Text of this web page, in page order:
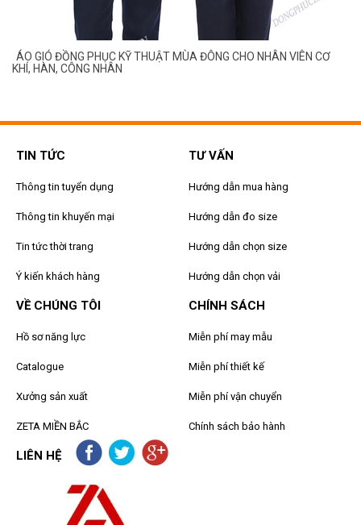
ÁO GIÓ ĐỒNG PHỤC KỸ THUẬT MÙA ĐÔNG CHO NHÂN VIÊN CƠ
KHÍ, HÀN, CÔNG NHÂN
TIN TỨC
Thông tin tuyển dụng
Thông tin khuyến mại
Tin tức thời trang
Ý kiến khách hàng
TƯ VẤN
Hướng dẫn mua hàng
Hướng dẫn đo size
Hướng dẫn chọn size
Hướng dẫn chọn vải
VỀ CHÚNG TÔI
Hồ sơ năng lực
Catalogue
Xưởng sản xuất
ZETA MIỀN BẮC
CHÍNH SÁCH
Miễn phí may mẫu
Miễn phí thiết kế
Miễn phí vận chuyển
Chính sách bảo hành
LIÊN HỆ